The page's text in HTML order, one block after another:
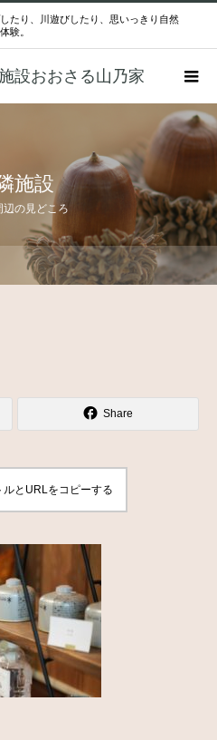
たり、川遊びしたり、思いっきり自然
体験。
設おおさる山乃家
施設
辺の見どころ
Share
ルとURLをコピーする